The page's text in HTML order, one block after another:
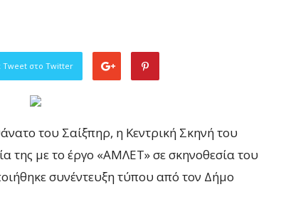
Tweet στο Twitter
του Σαίξπηρ, η Κεντρική Σκηνή του
της με το έργο «ΑΜΛΕΤ» σε σκηνοθεσία του
συνέντευξη τύπου από τον Δήμο